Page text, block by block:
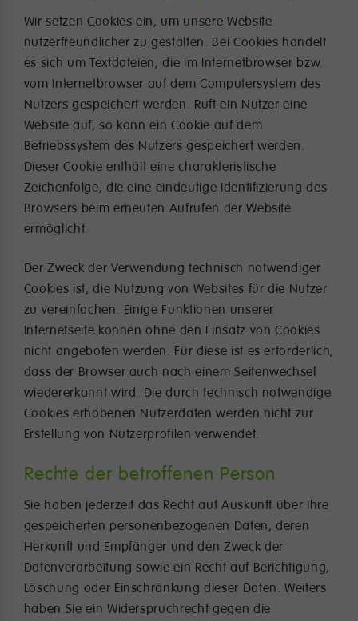
Wir setzen Cookies ein, um unsere Website
nutzerfreundlicher zu gestalten. Bei Cookies handelt
es sich um Textdateien, die im Internetbrowser bzw.
vom Internetbrowser auf dem Computersystem des
Nutzers gespeichert werden. Ruft ein Nutzer eine
Website auf, so kann ein Cookie auf dem
Betriebssystem des Nutzers gespeichert werden.
Dieser Cookie enthält eine charakteristische
Zeichenfolge, die eine eindeutige Identifizierung des
Browsers beim erneuten Aufrufen der Website
ermöglicht.
Der Zweck der Verwendung technisch notwendiger
Cookies ist, die Nutzung von Websites für die Nutzer
zu vereinfachen. Einige Funktionen unserer
Internetseite können ohne den Einsatz von Cookies
nicht angeboten werden. Für diese ist es erforderlich,
dass der Browser auch nach einem Seitenwechsel
wiedererkannt wird. Die durch technisch notwendige
Cookies erhobenen Nutzerdaten werden nicht zur
Erstellung von Nutzerprofilen verwendet.
Rechte der betroffenen Person
Sie haben jederzeit das Recht auf Auskunft über Ihre
gespeicherten personenbezogenen Daten, deren
Herkunft und Empfänger und den Zweck der
Datenverarbeitung sowie ein Recht auf Berichtigung,
Löschung oder Einschränkung dieser Daten. Weiters
haben Sie ein Widerspruchrecht gegen die